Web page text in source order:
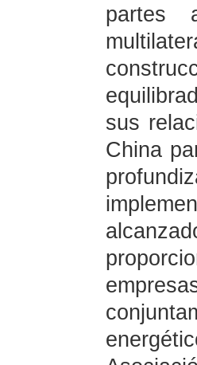
partes
sus
China